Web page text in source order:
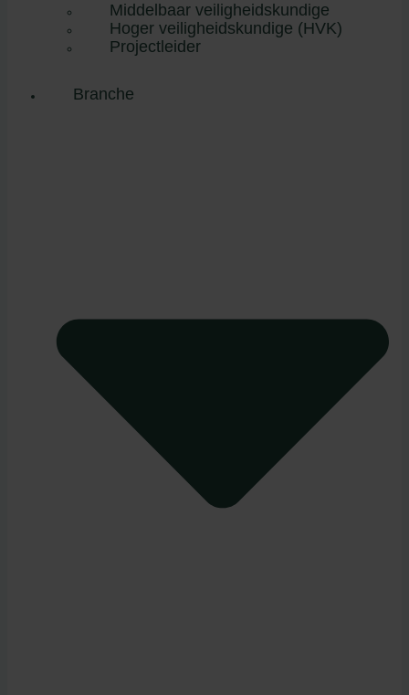
Middelbaar veiligheidskundige
Hoger veiligheidskundige (HVK)
Projectleider
Branche